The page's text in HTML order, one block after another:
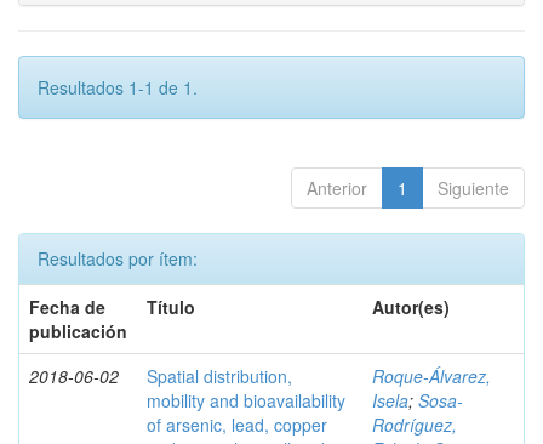
Resultados 1-1 de 1.
Anterior 1 Siguiente
Resultados por ítem:
Fecha de
publicación
Título Autor(es)
2018-06-02
Spatial distribution,
mobility and bioavailability
of arsenic, lead, copper
Roque-Álvarez,
Isela; Sosa-
Rodríguez,